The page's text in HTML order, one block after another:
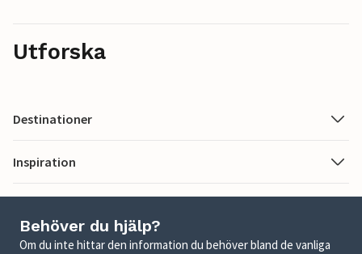
Utforska
Destinationer
Inspiration
Behöver du hjälp?
Om du inte hittar den information du behöver bland de vanliga